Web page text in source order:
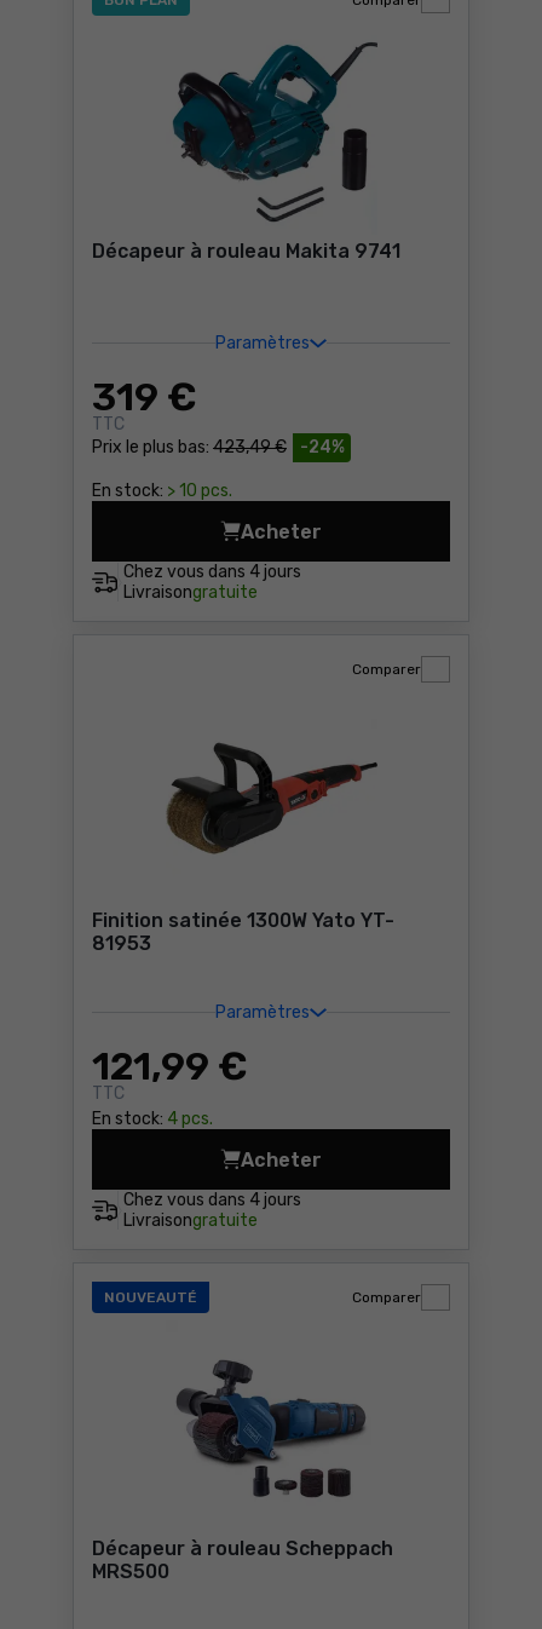
Décapeur à rouleau Makita 9741
Paramètres
-24%
Prix le plus bas: 423,49 €
319 €
TTC
En stock: > 10 pcs.
Chez vous dans 4 jours
Livraisongratuite
Acheter
Décapeur à rouleau Makita
Finition satinée 1300W Yato YT-
81953
Paramètres
121,99 €
TTC
En stock: 4 pcs.
Comparer
Chez vous dans 4 jours
Livraisongratuite
Acheter
Finition satinée 1300W
NOUVEAUTÉ
Décapeur à rouleau Scheppach
MRS500
Comparer